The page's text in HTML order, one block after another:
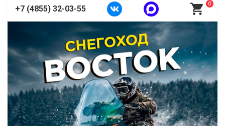
+7 (4855) 32-03-55
0